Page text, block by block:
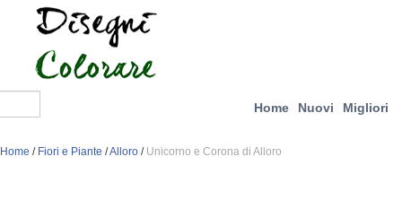
Home Nuovi Migliori
Home / Fiori e Piante /Alloro / Unicorno e Corona di Alloro